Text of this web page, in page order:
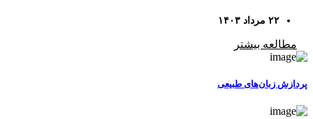
۲۲ مرداد ۱۴۰۳
مطالعه بیشتر
پردازش زبان‌های طبیعی